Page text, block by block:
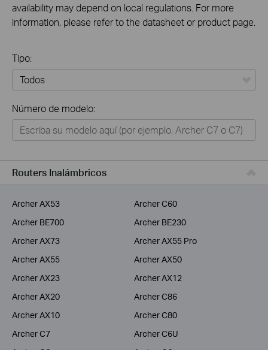
availability may depend on local regulations. For more
information, please refer to the datasheet or product page.
Tipo:
Hogar
Tapo
Negocios
ISPs
Número de modelo:
Routers Inalámbricos
Archer AX53
Archer C60
Archer BE700
Archer BE230
Archer AX73
Archer AX55 Pro
Archer AX55
Archer AX50
Archer AX23
Archer AX12
Archer AX20
Archer C86
Archer AX10
Archer C80
Archer C7
Archer C6U